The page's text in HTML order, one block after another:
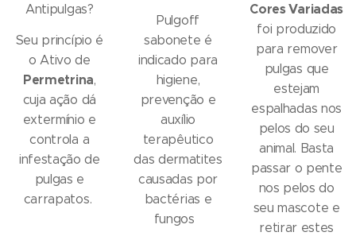
Antipulgas?
Seu princípio é
o Ativo de
Permetrina,
cuja ação dá
extermínio e
controla a
infestação de
pulgas e
carrapatos.
Pulgoff
sabonete é
indicado para
higiene,
prevenção e
auxílio
terapêutico
das dermatites
causadas por
bactérias e
fungos
Cores Variadas
foi produzido
para remover
pulgas que
estejam
espalhadas nos
pelos do seu
animal. Basta
passar o pente
nos pelos do
seu mascote e
retirar estes